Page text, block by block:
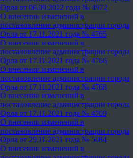
Орла от 06.09.2022 года № 4972
О внесении изменений в
постановление администрации города
Орла от 17.11.2021 года № 4765
О внесении изменений в
постановление администрации города
Орла от 17.11.2021 года № 4766
О внесении изменений в
постановление администрации города
Орла от 17.11.2021 года № 4768
О внесении изменений в
постановление администрации города
Орла от 17.11.2021 года № 4769
О внесении изменений в
постановление администрации города
Орла от 29.11.2021 года № 5084
О внесении изменений в